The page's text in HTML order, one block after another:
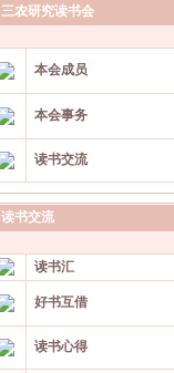
三农研究读书会
本会成员
本会事务
读书交流
读书交流
读书汇
好书互借
读书心得